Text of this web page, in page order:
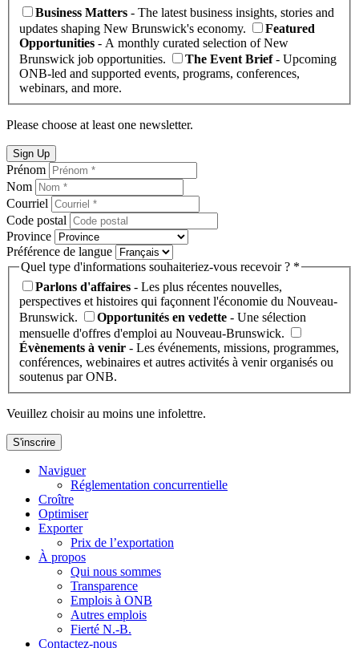
Business Matters - The latest business insights, stories and
updates shaping New Brunswick's economy.
Featured
Opportunities - A monthly curated selection of New
Brunswick job opportunities.
The Event Brief- Upcoming
ONB-led and supported events, programs, conferences,
webinars, and more.
Please choose at least one newsletter.
Sign Up
Prénom
Nom
Courriel
Code postal
Province
Préférence de langue
Quel type d'informations souhaiteriez-vous recevoir ? *
Parlons d'affaires - Les plus récentes nouvelles,
perspectives et histoires qui façonnent l'économie du Nouveau-
Brunswick.
Opportunités en vedette - Une sélection
mensuelle d'offres d'emploi au Nouveau-Brunswick.
Évènements à venir - Les événements, missions, programmes,
conférences, webinaires et autres activités à venir organisés ou
soutenus par ONB.
Veuillez choisir au moins une infolettre.
S'inscrire
Naviguer
Réglementation concurrentielle
Croître
Optimiser
Exporter
Prix de l’exportation
À propos
Qui nous sommes
Transparence
Emplois à ONB
Autres emplois
Fierté N.-B.
Contactez-nous